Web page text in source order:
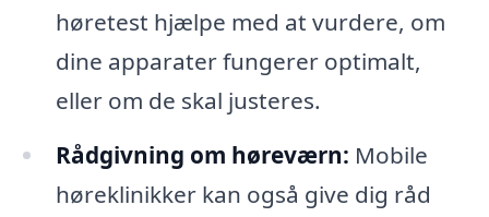
høretest hjælpe med at vurdere, om
dine apparater fungerer optimalt,
eller om de skal justeres.
Rådgivning om høreværn: Mobile
høreklinikker kan også give dig råd